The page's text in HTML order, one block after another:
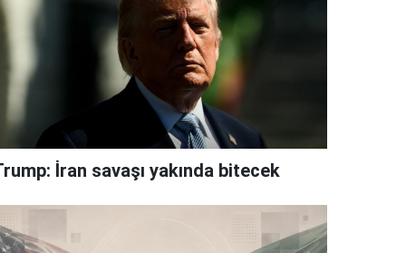
İran savaşı yakında bitecek